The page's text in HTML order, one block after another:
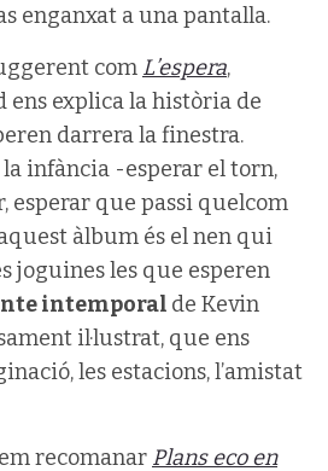
enganxat a una pantalla.
com L’espera,
ens explica la història de
darrera la finestra.
la infància -esperar el torn,
esperar que passi quelcom
àlbum és el nen qui
joguines les que esperen
intemporal de Kevin
il·lustrat, que ens
les estacions, l’amistat
recomanar Plans eco en